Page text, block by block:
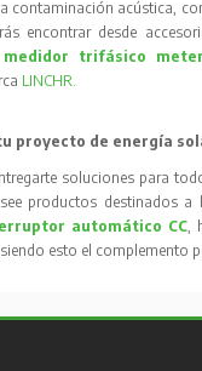
contaminación acústica,
encontrar desde
medidor trifásico meter
LINCHR.
proyecto de energía
soluciones para
productos destinados a
automático CC,
esto el complemento